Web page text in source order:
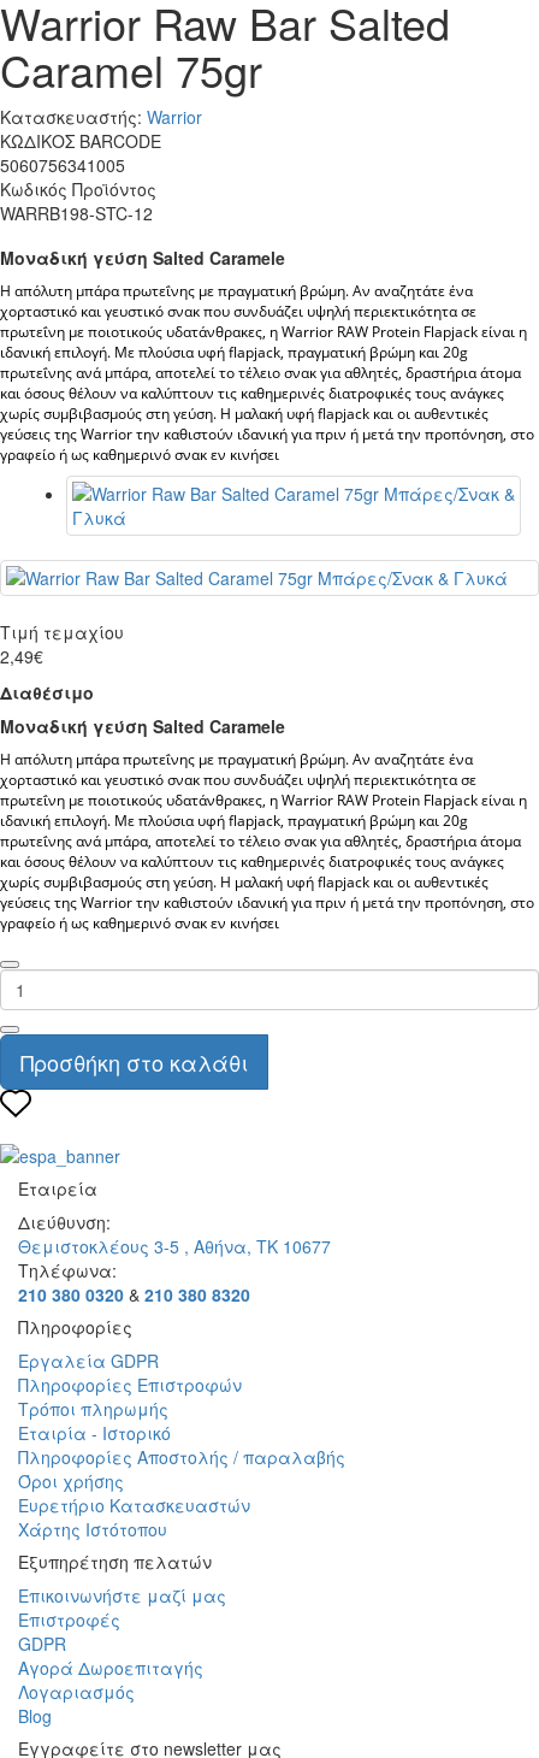
Warrior Raw Bar Salted
Caramel 75gr
Κατασκευαστής: Warrior
ΚΩΔΙΚΟΣ BARCODE
5060756341005
Κωδικός Προϊόντος
WARRB198-STC-12
Μοναδική γεύση Salted Caramele
Η απόλυτη μπάρα πρωτεΐνης με πραγματική βρώμη. Αν αναζητάτε ένα
χορταστικό και γευστικό σνακ που συνδυάζει υψηλή περιεκτικότητα σε
πρωτεΐνη με ποιοτικούς υδατάνθρακες, η Warrior RAW Protein Flapjack είναι η
ιδανική επιλογή. Με πλούσια υφή flapjack, πραγματική βρώμη και 20g
πρωτεΐνης ανά μπάρα, αποτελεί το τέλειο σνακ για αθλητές, δραστήρια άτομα
και όσους θέλουν να καλύπτουν τις καθημερινές διατροφικές τους ανάγκες
χωρίς συμβιβασμούς στη γεύση. Η μαλακή υφή flapjack και οι αυθεντικές
γεύσεις της Warrior την καθιστούν ιδανική για πριν ή μετά την προπόνηση, στο
γραφείο ή ως καθημερινό σνακ εν κινήσει
Τιμή τεμαχίου
2,49€
Διαθέσιμο
Μοναδική γεύση Salted Caramele
Η απόλυτη μπάρα πρωτεΐνης με πραγματική βρώμη. Αν αναζητάτε ένα
χορταστικό και γευστικό σνακ που συνδυάζει υψηλή περιεκτικότητα σε
πρωτεΐνη με ποιοτικούς υδατάνθρακες, η Warrior RAW Protein Flapjack είναι η
ιδανική επιλογή. Με πλούσια υφή flapjack, πραγματική βρώμη και 20g
πρωτεΐνης ανά μπάρα, αποτελεί το τέλειο σνακ για αθλητές, δραστήρια άτομα
και όσους θέλουν να καλύπτουν τις καθημερινές διατροφικές τους ανάγκες
χωρίς συμβιβασμούς στη γεύση. Η μαλακή υφή flapjack και οι αυθεντικές
γεύσεις της Warrior την καθιστούν ιδανική για πριν ή μετά την προπόνηση, στο
γραφείο ή ως καθημερινό σνακ εν κινήσει
Προσθήκη στο καλάθι
Εταιρεία
Διεύθυνση:
Θεμιστοκλέους 3-5 , Αθήνα, ΤΚ 10677
Τηλέφωνα:
210 380 0320 & 210 380 8320
Πληροφορίες
Εργαλεία GDPR
Πληροφορίες Επιστροφών
Τρόποι πληρωμής
Εταιρία - Ιστορικό
Πληροφορίες Αποστολής / παραλαβής
Όροι χρήσης
Ευρετήριο Κατασκευαστών
Χάρτης Ιστότοπου
Εξυπηρέτηση πελατών
Επικοινωνήστε μαζί μας
Επιστροφές
GDPR
Αγορά Δωροεπιταγής
Λογαριασμός
Blog
Εγγραφείτε στο newsletter μας